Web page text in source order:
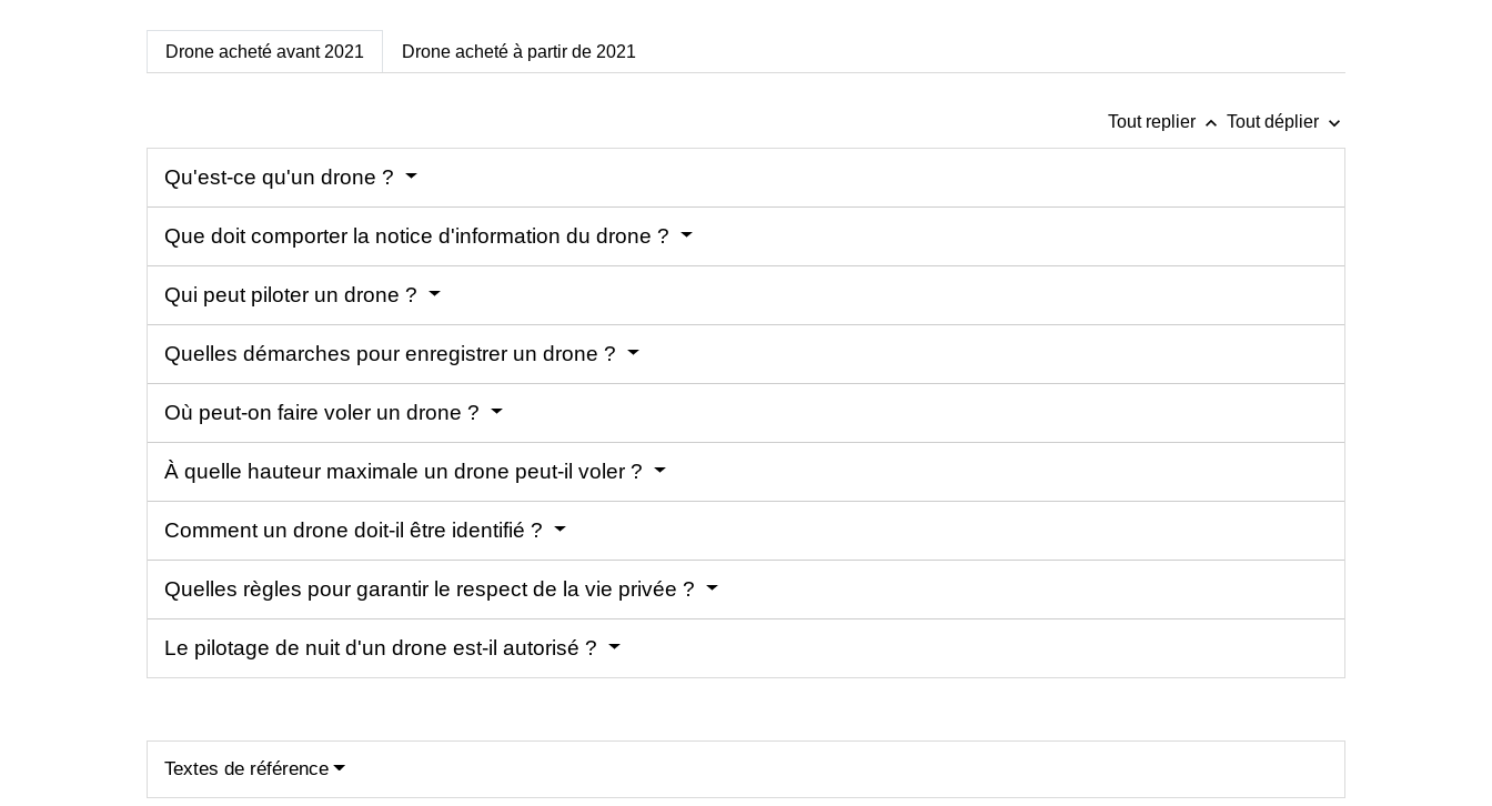
Drone acheté avant 2021 Drone acheté à partir de 2021
Tout replier keyboard_arrow_up Tout déplier keyboard_arrow_down
Qu'est-ce qu'un drone ?
Que doit comporter la notice d'information du drone ?
Qui peut piloter un drone ?
Quelles démarches pour enregistrer un drone ?
Où peut-on faire voler un drone ?
À quelle hauteur maximale un drone peut-il voler ?
Comment un drone doit-il être identifié ?
Quelles règles pour garantir le respect de la vie privée ?
Le pilotage de nuit d'un drone est-il autorisé ?
Textes de référence